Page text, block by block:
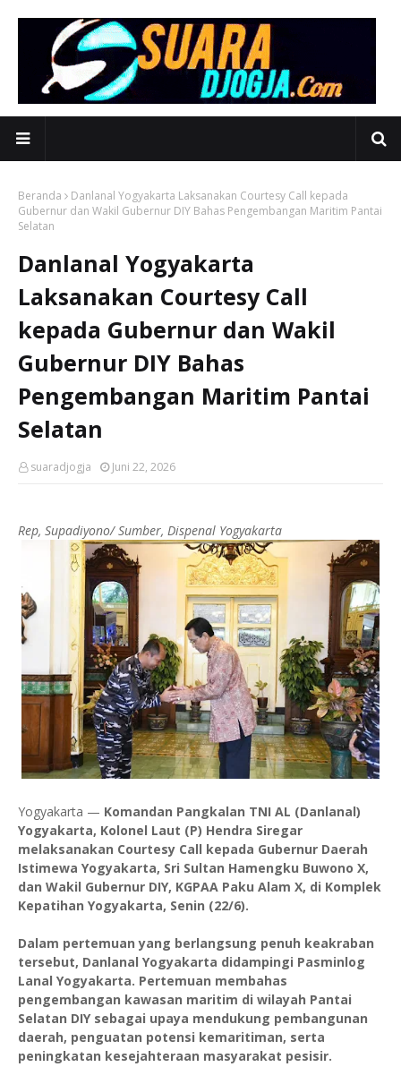
Beranda
Danlanal Yogyakarta Laksanakan Courtesy Call kepada
Gubernur dan Wakil Gubernur DIY Bahas Pengembangan Maritim Pantai
Selatan
Danlanal Yogyakarta
Laksanakan Courtesy Call
kepada Gubernur dan Wakil
Gubernur DIY Bahas
Pengembangan Maritim Pantai
Selatan
suaradjogja Juni 22, 2026
Rep, Supadiyono/ Sumber, Dispenal Yogyakarta
Yogyakarta — Komandan Pangkalan TNI AL (Danlanal)
Yogyakarta, Kolonel Laut (P) Hendra Siregar
melaksanakan Courtesy Call kepada Gubernur Daerah
Istimewa Yogyakarta, Sri Sultan Hamengku Buwono X,
dan Wakil Gubernur DIY, KGPAA Paku Alam X, di Komplek
Kepatihan Yogyakarta, Senin (22/6).
Dalam pertemuan yang berlangsung penuh keakraban
tersebut, Danlanal Yogyakarta didampingi Pasminlog
Lanal Yogyakarta. Pertemuan membahas
pengembangan kawasan maritim di wilayah Pantai
Selatan DIY sebagai upaya mendukung pembangunan
daerah, penguatan potensi kemaritiman, serta
peningkatan kesejahteraan masyarakat pesisir.